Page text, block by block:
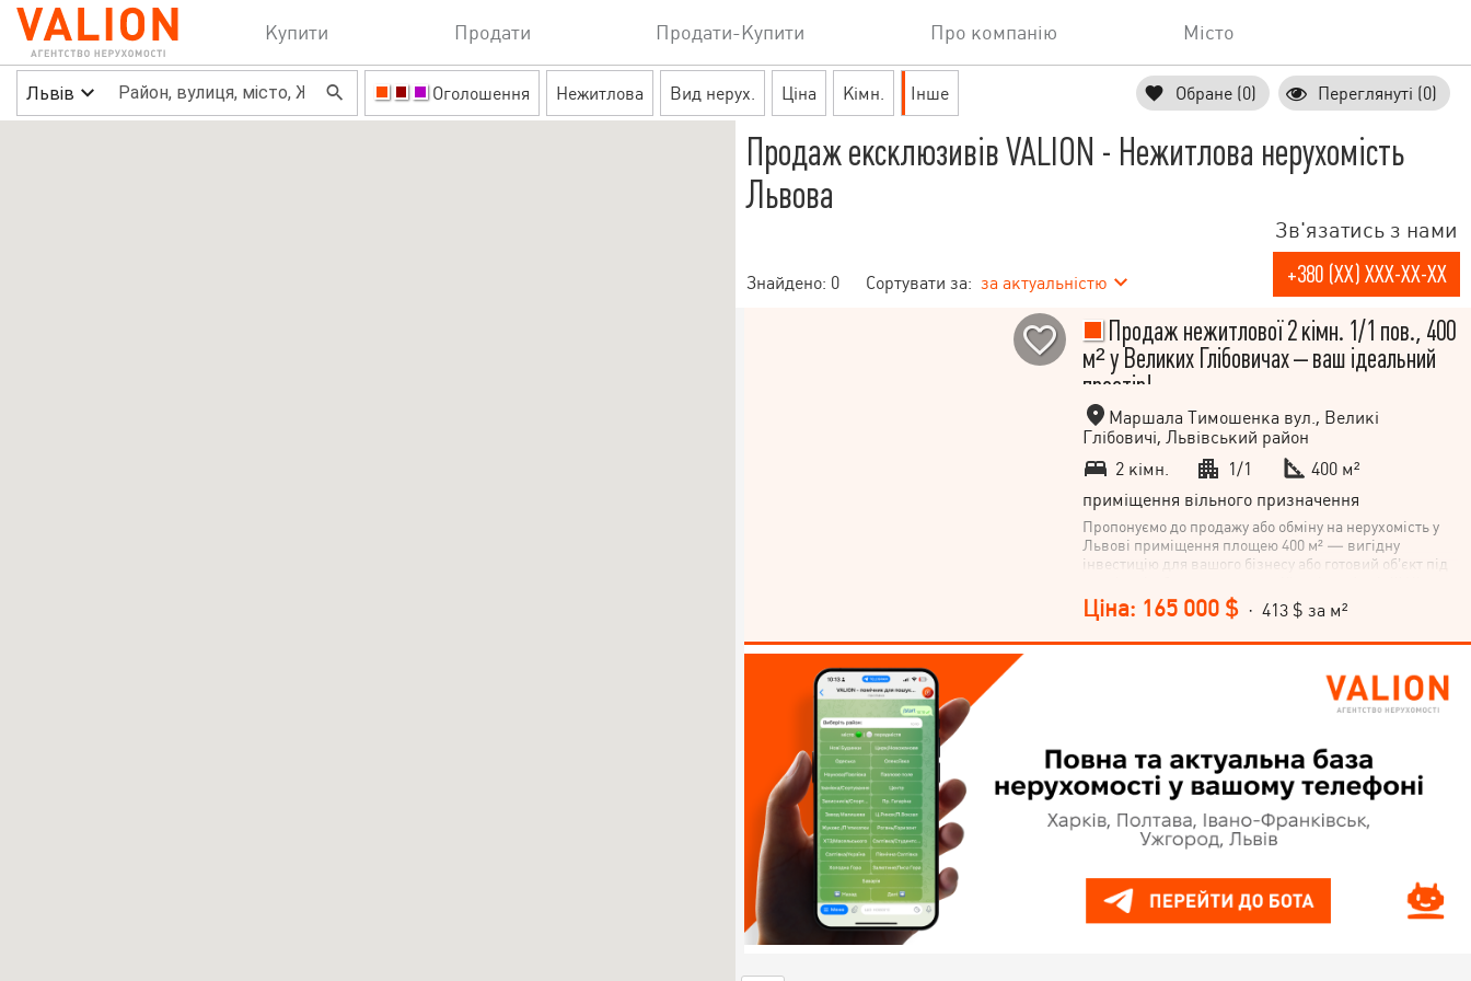
Купити Продати Продати-Купити Про компанію Місто
Львів Оголошення Нежитлова Вид нерух. Ціна Кімн. Інше Обране (0) Переглянуті (0)
Продаж ексклюзивів VALION - Нежитлова нерухомість
Львова
Знайдено: 0 Сортувати за: за актуальністю
Зв'язатись з нами
+380 (XX) XXX-XX-XX
Продаж нежитлової 2 кімн. 1/1 пов., 400
м² у Великих Глібовичах – ваш ідеальний
простір!
Маршала Тимошенка вул., Великі
Глібовичі, Львівський район
2 кімн.
1/1
400 м²
приміщення вільного призначення
Пропонуємо до продажу або обміну на нерухомість у
Львові приміщення площею 400 м² — вигідну
інвестицію для вашого бізнесу або готовий об’єкт під
актуальна тільки до кінця серпня 2026 року Локація
справді унікальна: приміщення розташоване серед
мальовничих краєвидів, у тихому та водночас
Це простір, який поєднує комфорт, приватність і
потенціал для розвитку, що сьогодні особливо
цінується покупцями. Об’єкт універсальний і
виробництва та складу до сервісного чи іншого
комерційного використання. Продумане оснащення
забезпечує автономність і зручність у щоденній
роботі: біосептик, парове опалення, незалежне від
електроенергії, котел на дровах, свердловина,
проведена вода та відеоспостереження. Територія
об’єкти з’являються на ринку нечасто, а поєднання
площі, автономності та вигідної локації робить цю
пропозицію особливо привабливою. Якщо ви шукаєте
Ціна: 165 000 $· 413 $ за м²